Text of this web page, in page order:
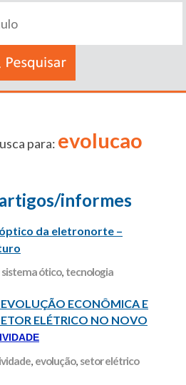
para: evolucao
artigos/informes
da eletronorte –
sistema ótico, tecnologia
ECONÔMICA E
ELÉTRICO NO NOVO
, evolução, setor elétrico